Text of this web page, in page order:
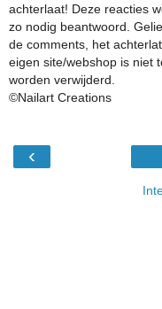
achterlaat! Deze reacties
zo nodig beantwoord.
de comments, het
eigen site/webshop is niet
worden verwijderd.
©Nailart Creations
‹